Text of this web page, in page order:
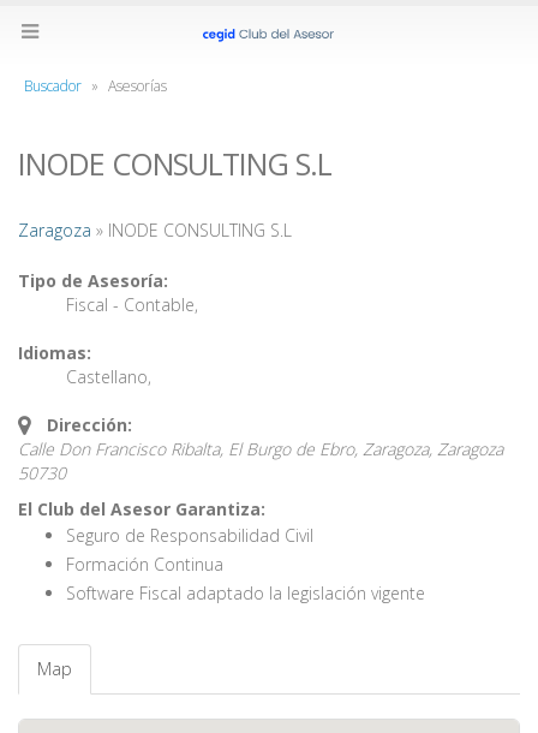
Buscador » Asesorías
INODE CONSULTING S.L
Zaragoza » INODE CONSULTING S.L
Tipo de Asesoría:
Fiscal - Contable,
Idiomas:
Castellano,
Dirección:
Calle Don Francisco Ribalta, El Burgo de Ebro, Zaragoza, Zaragoza
50730
El Club del Asesor Garantiza:
Seguro de Responsabilidad Civil
Formación Continua
Software Fiscal adaptado la legislación vigente
Map